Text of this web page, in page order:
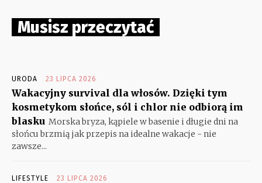
Musisz przeczytać
URODA 23 LIPCA 2026
Wakacyjny survival dla włosów. Dzięki tym
kosmetykom słońce, sól i chlor nie odbiorą im
blasku Morska bryza, kąpiele w basenie i długie dni na
słońcu brzmią jak przepis na idealne wakacje - nie
zawsze...
LIFESTYLE 23 LIPCA 2026